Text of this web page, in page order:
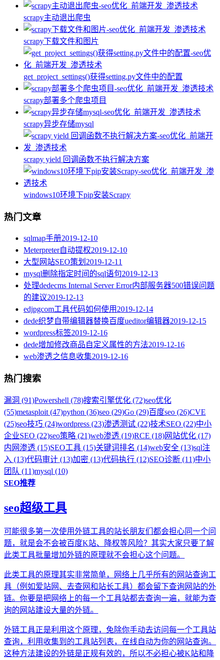
scrapy主动退出爬虫
scrapy下载文件和图片
get_project_settings()获得setting.py文件中的配置
scrapy部署多个爬虫项目
scrapy异步存储mysql
scrapy yield 回调函数不执行解决方案
windows10环境下pip安装Scrapy
热门文章
sqlmap手册2019-12-10
Meterpreter自动提权2019-12-10
大型网站SEO策划 2019-12-11
mysql删除指定时间的sql语句2019-12-13
处理dedecms Internal Server Error内部服务器500错误问题
的建议2019-12-13
edjpgcom工具代码如何使用 2019-12-14
dede织梦自带编辑器替换百度ueditor编辑器2019-12-15
wordpress标签2019-12-16
dede增加修改商品自定义属性的方法2019-12-16
web渗透之信息收集2019-12-16
热门搜索
漏洞 (91)Powershell (78)搜索引擎优化 (72)seo优化
(55)metasploit (47)python (36)seo (29)Go (29)百度seo (26)CVE
(25)seo技巧 (24)wordpress (23)渗透测试 (22)技术SEO (22)中小
企业SEO (22)seo策略 (21)web渗透 (19)RCE (18)网站优化 (17)
内网渗透 (15)SEO工具 (15)关键词排名 (14)web安全 (13)sql注
入 (13)代码审计 (13)加密 (13)代码执行 (12)SEO诊断 (11)中小
团队 (11)mysql (10)
SEO推荐
seo超级工具
可能很多第一次使用外链工具的站长朋友们都会担心同一个问
题，就是会不会被百度K站、降权等风险？其实大家只要了解
此类工具批量增加外链的原理就不会担心这个问题。
此类工具的原理其实非常简单，网络上几乎所有的网站查询工
具（例如爱站网、去查网和站长工具）都会留下查询网站的外
链。你要是把网络上的每一个工具站都去查询一遍，就能为查
询的网站建设大量的外链。
外链工具正是利用这个原理，免除你手动去访问每一个工具站
查询，利用收集到的工具站列表，在线自动为你的网站查询。
这种方法建设的外链是正规有效的，所以不必担心被K站和降